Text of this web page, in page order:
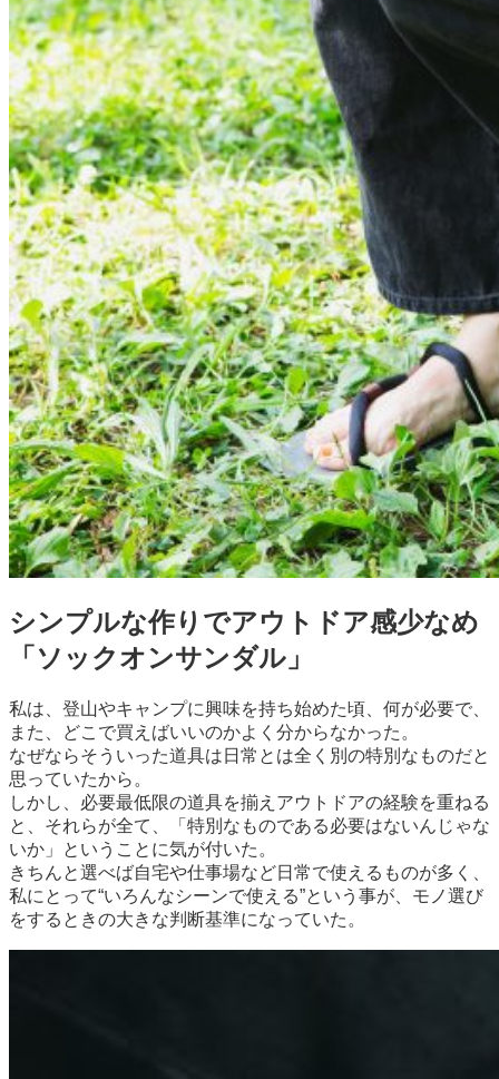
シンプルな作りでアウトドア感少なめ
「ソックオンサンダル」
私は、登山やキャンプに興味を持ち始めた頃、何が必要で、
また、どこで買えばいいのかよく分からなかった。
なぜならそういった道具は日常とは全く別の特別なものだと
思っていたから。
しかし、必要最低限の道具を揃えアウトドアの経験を重ねる
と、それらが全て、「特別なものである必要はないんじゃな
いか」ということに気が付いた。
きちんと選べば自宅や仕事場など日常で使えるものが多く、
私にとって“いろんなシーンで使える”という事が、モノ選び
をするときの大きな判断基準になっていた。